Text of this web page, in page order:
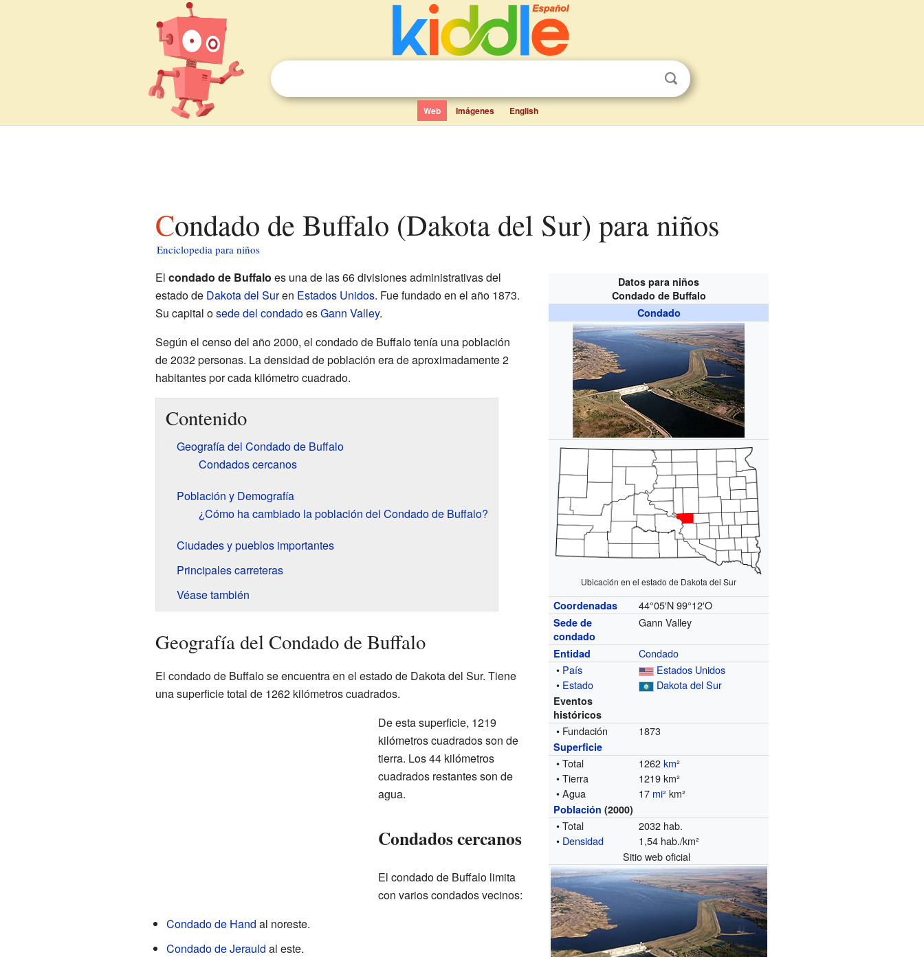
Web Imágenes English
Condado de Buffalo (Dakota del Sur) para niños
Enciclopedia para niños
Datos para niños
Condado de Buffalo
Condado
Ubicación en el estado de Dakota del Sur
Coordenadas 44°05′N 99°12′O
Sede de
condado
Gann Valley
Entidad
Condado
• País
Estados Unidos
• Estado Dakota del Sur
Eventos
históricos
• Fundación 1873
Superficie
• Total 1262km²
• Tierra
1219 km²
• Agua
17 mi²km²
Población (2000)
• Total
2032 hab.
• Densidad
1,54 hab./km²
Sitio web oficial
El condado de Buffalo es una de las 66 divisiones administrativas del
estado de Dakota del Suren Estados Unidos. Fue fundado en el año 1873.
Su capital osede del condadoesGann Valley.
Según el censo del año 2000, el condado de Buffalo tenía una población
de 2032 personas. La densidad de población era de aproximadamente 2
habitantes por cada kilómetro cuadrado.
Contenido
Geografía del Condado de Buffalo
Condados cercanos
Población y Demografía
¿Cómo ha cambiado la población del Condado de Buffalo?
Ciudades y pueblos importantes
Principales carreteras
Véase también
Geografía del Condado de Buffalo
El condado de Buffalo se encuentra en el estado de Dakota del Sur. Tiene
una superficie total de 1262 kilómetros cuadrados.
De esta superficie, 1219
kilómetros cuadrados son de
tierra. Los 44 kilómetros
cuadrados restantes son de
agua.
Condados cercanos
El condado de Buffalo limita
con varios condados vecinos:
Condado de Hand al noreste.
Condado de Jerauld al este.